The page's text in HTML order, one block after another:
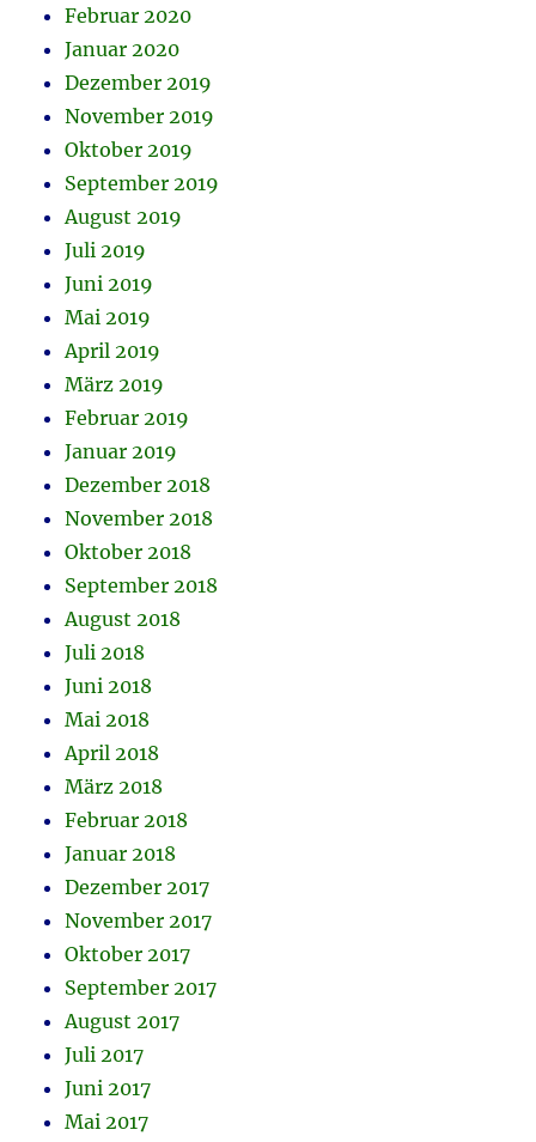
Februar 2020
Januar 2020
Dezember 2019
November 2019
Oktober 2019
September 2019
August 2019
Juli 2019
Juni 2019
Mai 2019
April 2019
März 2019
Februar 2019
Januar 2019
Dezember 2018
November 2018
Oktober 2018
September 2018
August 2018
Juli 2018
Juni 2018
Mai 2018
April 2018
März 2018
Februar 2018
Januar 2018
Dezember 2017
November 2017
Oktober 2017
September 2017
August 2017
Juli 2017
Juni 2017
Mai 2017